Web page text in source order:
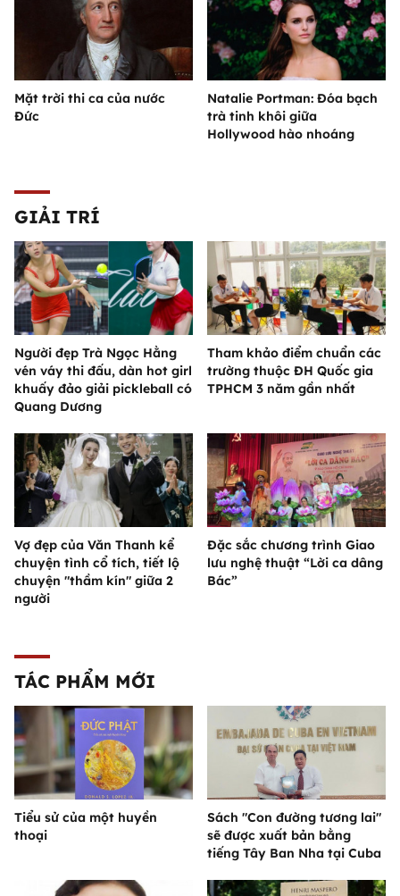
Mặt trời thi ca của nước
Đức
Natalie Portman: Đóa bạch
trà tinh khôi giữa
Hollywood hào nhoáng
GIẢI TRÍ
Người đẹp Trà Ngọc Hằng
vén váy thi đấu, dàn hot girl
khuấy đảo giải pickleball có
Quang Dương
Tham khảo điểm chuẩn các
trường thuộc ĐH Quốc gia
TPHCM 3 năm gần nhất
Vợ đẹp của Văn Thanh kể
chuyện tình cổ tích, tiết lộ
chuyện "thầm kín" giữa 2
người
Đặc sắc chương trình Giao
lưu nghệ thuật “Lời ca dâng
Bác”
TÁC PHẨM MỚI
Tiểu sử của một huyền
thoại
Sách "Con đường tương lai"
sẽ được xuất bản bằng
tiếng Tây Ban Nha tại Cuba